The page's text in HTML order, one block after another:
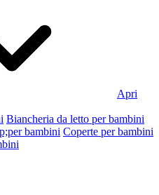
Apri
Biancheria da letto per bambini
bambini Coperte per bambini